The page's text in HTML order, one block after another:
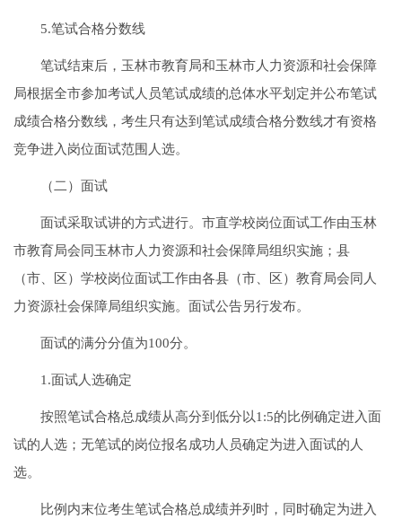
5.笔试合格分数线
笔试结束后，玉林市教育局和玉林市人力资源和社会保障
局根据全市参加考试人员笔试成绩的总体水平划定并公布笔试
成绩合格分数线，考生只有达到笔试成绩合格分数线才有资格
竞争进入岗位面试范围人选。
（二）面试
面试采取试讲的方式进行。市直学校岗位面试工作由玉林
市教育局会同玉林市人力资源和社会保障局组织实施；县
（市、区）学校岗位面试工作由各县（市、区）教育局会同人
力资源社会保障局组织实施。面试公告另行发布。
面试的满分分值为100分。
1.面试人选确定
按照笔试合格总成绩从高分到低分以1:5的比例确定进入面
试的人选；无笔试的岗位报名成功人员确定为进入面试的人
选。
比例内末位考生笔试合格总成绩并列时，同时确定为进入